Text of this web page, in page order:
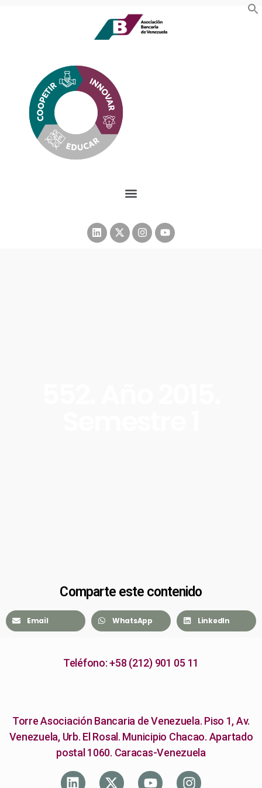
Comparte este contenido
Email WhatsApp LinkedIn
Teléfono: +58 (212) 901 05 11
Torre Asociación Bancaria de Venezuela. Piso 1, Av.
Venezuela, Urb. El Rosal. Municipio Chacao. Apartado
postal 1060. Caracas-Venezuela